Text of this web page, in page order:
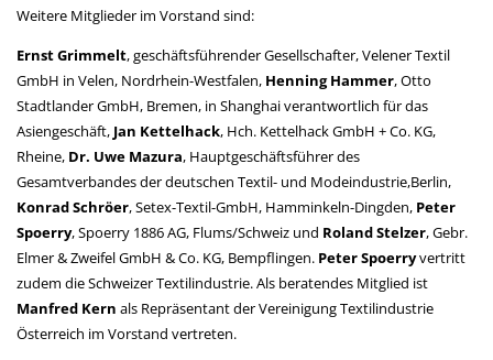
Weitere Mitglieder im Vorstand sind:
Ernst Grimmelt, geschäfts­führender Gesellschafter, Velener Textil
GmbH in Velen, Nordrhein-Westfalen, Henning Hammer, Otto
Stadtlander GmbH, Bremen, in Shanghai verantwortlich für das
Asiengeschäft, Jan Kettelhack, Hch. Kettelhack GmbH + Co. KG,
Rheine, Dr. Uwe Mazura, Hauptgeschäftsführer des
Gesamtverbandes der deutschen Textil- und Modeindustrie,Berlin,
Konrad Schröer, Setex-Textil-GmbH, Hamminkeln-Dingden, Peter
Spoerry, Spoerry 1886 AG, Flums/Schweiz und Roland Stelzer, Gebr.
Elmer & Zweifel GmbH & Co. KG, Bempflingen. Peter Spoerryvertritt
zudem die Schweizer Textilindustrie. Als beratendes Mitglied ist
Manfred Kern als Repräsentant der Verei­nigung Textilindustrie
Österreich im Vorstand vertreten.